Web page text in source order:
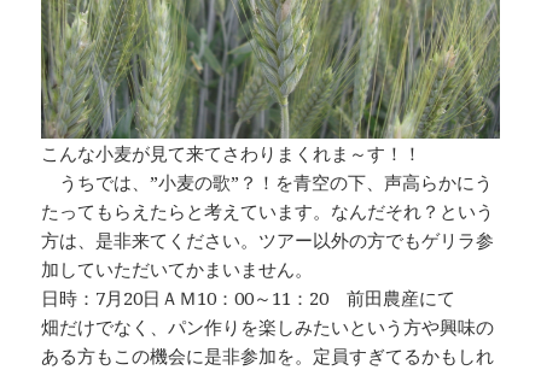
こんな小麦が見て来てさわりまくれま～す！！
うちでは、”小麦の歌”？！を青空の下、声高らかにう
たってもらえたらと考えています。なんだそれ？という
方は、是非来てください。ツアー以外の方でもゲリラ参
加していただいてかまいません。
日時：7月20日ＡＭ10：00～11：20 前田農産にて
畑だけでなく、パン作りを楽しみたいという方や興味の
ある方もこの機会に是非参加を。定員すぎてるかもしれ